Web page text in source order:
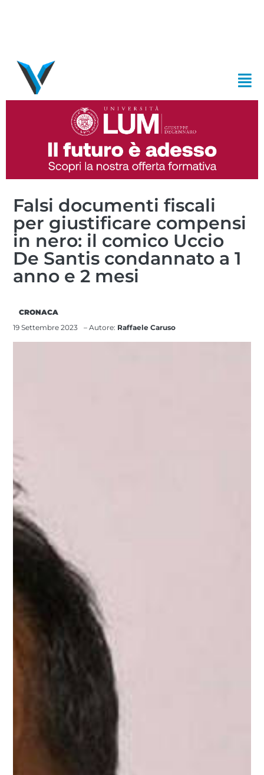
Falsi documenti fiscali
per giustificare compensi
in nero: il comico Uccio
De Santis condannato a 1
anno e 2 mesi
CRONACA
19 Settembre 2023
– Autore: Raffaele Caruso